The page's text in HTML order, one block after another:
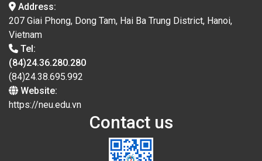
Address:
207 Giai Phong, Dong Tam, Hai Ba Trung District, Hanoi,
Vietnam
Tel:
(84)24.36.280.280
(84)24.38.695.992
Website:
https://neu.edu.vn
Contact us